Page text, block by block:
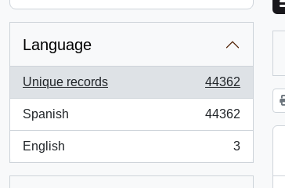
Language
Unique records
, 44362 results
44362
Spanish
, 44362 results
44362
English
, 3 results
3